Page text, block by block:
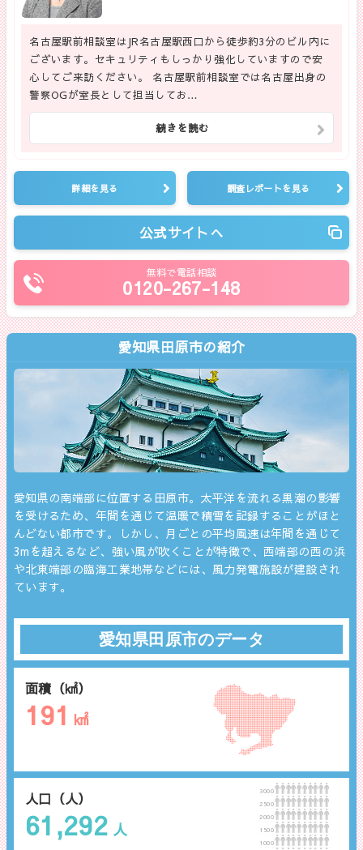
名古屋駅前相談室はJR名古屋駅西口から徒歩約3分のビル内に
ございます。セキュリティもしっかり強化していますので安
心してご来訪ください。 名古屋駅前相談室では名古屋出身の
警察OGが室長として担当してお…
続きを読む
詳細を見る 調査レポートを見る
公式サイトへ
無料で電話相談
0120-267-148
愛知県田原市の紹介
愛知県の南端部に位置する田原市。太平洋を流れる黒潮の影響
を受けるため、年間を通じて温暖で積雪を記録することがほと
んどない都市です。しかし、月ごとの平均風速は年間を通じて
3mを超えるなど、強い風が吹くことが特徴で、西端部の西の浜
や北東端部の臨海工業地帯などには、風力発電施設が建設され
ています。
面積（㎢）
191 ㎢
愛知県田原市のデータ
人口（人）
61,292 人
3000
2500
2000
1500
1000